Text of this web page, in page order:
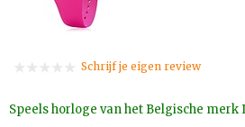
Schrijf je eigen review
Speels horloge van het Belgische merk